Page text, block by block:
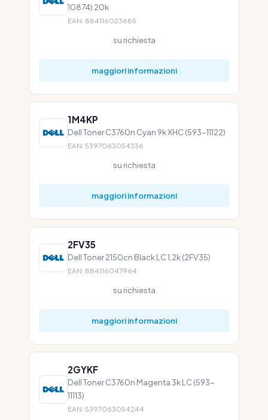
10874) 20k
EAN: 884116023685
su richiesta
maggiori informazioni
1M4KP
Dell Toner C3760n Cyan 9k XHC (593-11122)
EAN: 5397063054336
su richiesta
maggiori informazioni
2FV35
Dell Toner 2150cn Black LC 1,2k (2FV35)
EAN: 884116047964
su richiesta
maggiori informazioni
2GYKF
Dell Toner C3760n Magenta 3k LC (593-
11113)
EAN: 5397063054244